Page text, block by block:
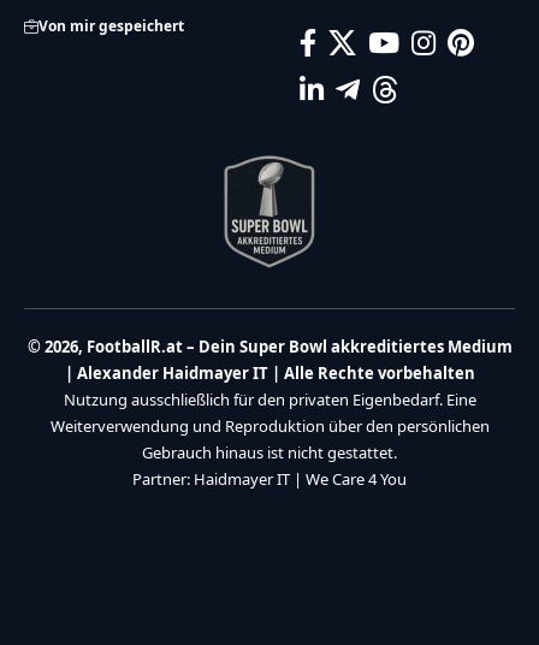
Von mir gespeichert
© 2026, FootballR.at – Dein Super Bowl akkreditiertes Medium
| Alexander Haidmayer IT | Alle Rechte vorbehalten
Nutzung ausschließlich für den privaten Eigenbedarf. Eine
Weiterverwendung und Reproduktion über den persönlichen
Gebrauch hinaus ist nicht gestattet.
Partner: Haidmayer IT | We Care 4 You